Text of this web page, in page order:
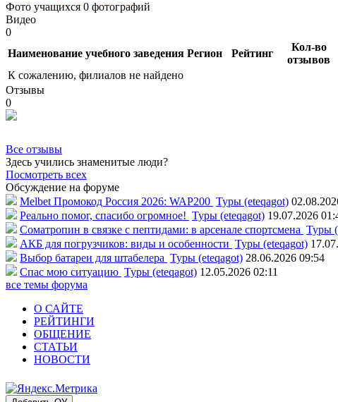
Фото учащихся 0 фотографий
Видео
0
Наименование учебного заведения Регион Рейтинг
Кол-во
отзывов
К сожалению, филиалов не найдено
Отзывы
0
Все отзывы
Здесь учились знаменитые люди?
Посмотреть всех
Обсуждение на форуме
Melbet Промокод Россия 2026: WAP200 Туры (eteqagot)
Реально помог, спасибо огромное! Туры (eteqagot) 19.07.2026
Соматропин в связке с пептидами: в арсенале спортсмена Туры
АКБ для погрузчиков: виды и особенности Туры (eteqagot)
Выбор батареи для штабелера Туры (eteqagot) 28.06.2026 09:54
Спас мою ситуацию Туры (eteqagot) 12.05.2026 02:11
все темы форума
О САЙТЕ
РЕЙТИНГИ
ОБЩЕНИЕ
СТАТЬИ
НОВОСТИ